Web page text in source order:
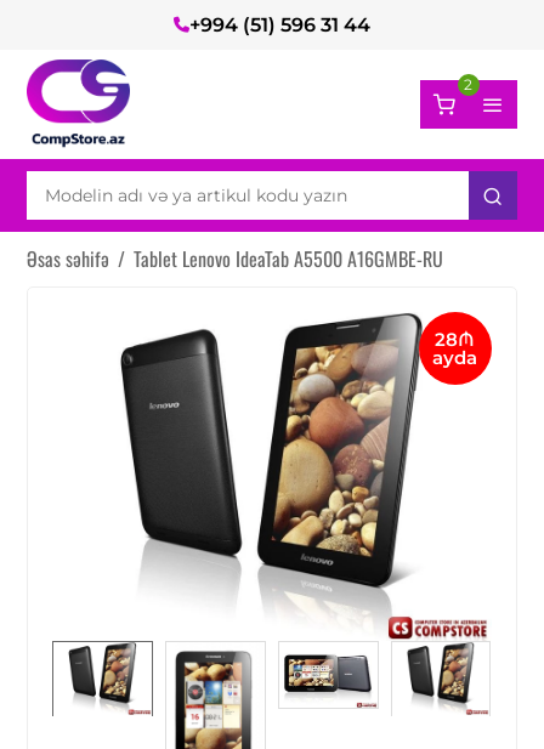
+994 (51) 596 31 44
2
Əsas səhifə / Tablet Lenovo IdeaTab A5500 A16GMBE-RU
28₼
ayda